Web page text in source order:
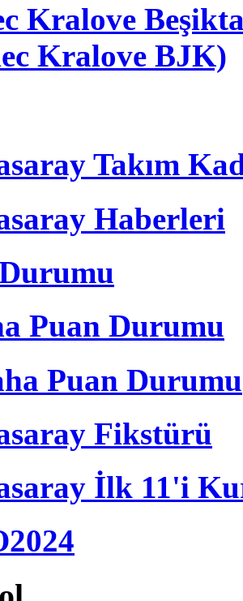
Kralove
Kralove BJK)
Takım
Haberleri
Puan Durumu
Puan Durumu
Fikstürü
İlk 11'i